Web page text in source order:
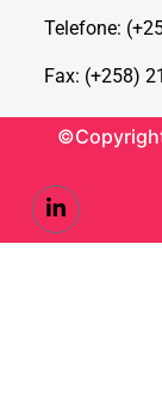
Telefone:
Fax: (+258)